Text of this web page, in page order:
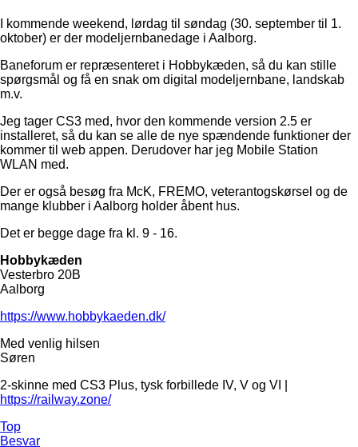
I kommende weekend, lørdag til søndag (30. september til 1.
oktober) er der modeljernbanedage i Aalborg.
Baneforum er repræsenteret i Hobbykæden, så du kan stille
spørgsmål og få en snak om digital modeljernbane, landskab
m.v.
Jeg tager CS3 med, hvor den kommende version 2.5 er
installeret, så du kan se alle de nye spændende funktioner der
kommer til web appen. Derudover har jeg Mobile Station
WLAN med.
Der er også besøg fra McK, FREMO, veterantogskørsel og de
mange klubber i Aalborg holder åbent hus.
Det er begge dage fra kl. 9 - 16.
Hobbykæden
Vesterbro 20B
Aalborg
https://www.hobbykaeden.dk/
Med venlig hilsen
Søren
2-skinne med CS3 Plus, tysk forbillede IV, V og VI |
https://railway.zone/
Top
Besvar